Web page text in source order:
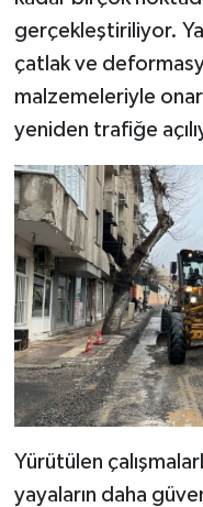
gerçekleştiriliyor.
çatlak ve
malzemeleriyle
yeniden trafiğe
Yürütülen
yayaların daha
BİLİM
ASAYİŞ
SEÇİM 2015
ÇEVRE
BİLİM VE
YARIŞMALAR
TANITIM
HABERDE